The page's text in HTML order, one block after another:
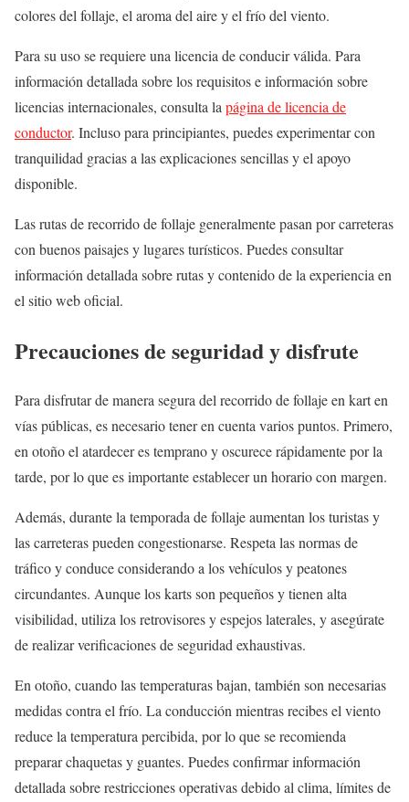
colores del follaje, el aroma del aire y el frío del viento.
Para su uso se requiere una licencia de conducir válida. Para
información detallada sobre los requisitos e información sobre
licencias internacionales, consulta la página de licencia de
conductor. Incluso para principiantes, puedes experimentar con
tranquilidad gracias a las explicaciones sencillas y el apoyo
disponible.
Las rutas de recorrido de follaje generalmente pasan por carreteras
con buenos paisajes y lugares turísticos. Puedes consultar
información detallada sobre rutas y contenido de la experiencia en
el sitio web oficial.
Precauciones de seguridad y disfrute
Para disfrutar de manera segura del recorrido de follaje en kart en
vías públicas, es necesario tener en cuenta varios puntos. Primero,
en otoño el atardecer es temprano y oscurece rápidamente por la
tarde, por lo que es importante establecer un horario con margen.
Además, durante la temporada de follaje aumentan los turistas y
las carreteras pueden congestionarse. Respeta las normas de
tráfico y conduce considerando a los vehículos y peatones
circundantes. Aunque los karts son pequeños y tienen alta
visibilidad, utiliza los retrovisores y espejos laterales, y asegúrate
de realizar verificaciones de seguridad exhaustivas.
En otoño, cuando las temperaturas bajan, también son necesarias
medidas contra el frío. La conducción mientras recibes el viento
reduce la temperatura percibida, por lo que se recomienda
preparar chaquetas y guantes. Puedes confirmar información
detallada sobre restricciones operativas debido al clima, límites de